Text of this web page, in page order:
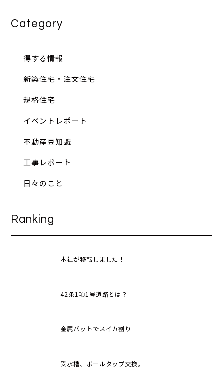
Category
得する情報
新築住宅・注文住宅
規格住宅
イベントレポート
不動産豆知識
工事レポート
日々のこと
Ranking
本社が移転しました！
42条1項1号道路とは？
金属バットでスイカ割り
受水槽、ボールタップ交換。